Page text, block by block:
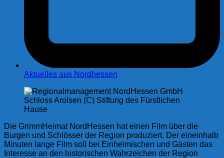
Aktuelles aus Nordhessen
Schloss Arolsen (C) Stiftung des Fürstlichen
Hause
Die GrimmHeimat NordHessen hat einen Film über die
Burgen und Schlösser der Region produziert. Der eineinhalb
Minuten lange Film soll bei Einheimischen und Gästen das
Interesse an den historischen Wahrzeichen der Region